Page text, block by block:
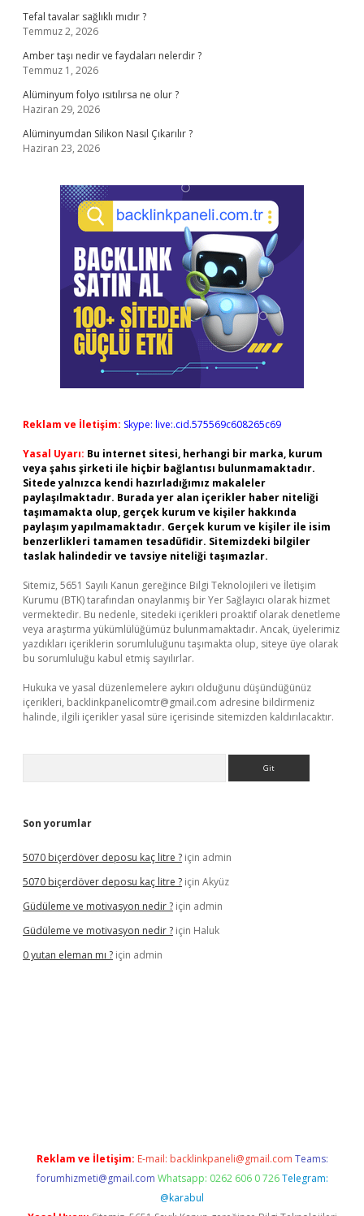
Tefal tavalar sağlıklı mıdır ?
Temmuz 2, 2026
Amber taşı nedir ve faydaları nelerdir ?
Temmuz 1, 2026
Alüminyum folyo ısıtılırsa ne olur ?
Haziran 29, 2026
Alüminyumdan Silikon Nasıl Çıkarılır ?
Haziran 23, 2026
Reklam ve İletişim: Skype: live:.cid.575569c608265c69
Yasal Uyarı: Bu internet sitesi, herhangi bir marka, kurum
veya şahıs şirketi ile hiçbir bağlantısı bulunmamaktadır.
Sitede yalnızca kendi hazırladığımız makaleler
paylaşılmaktadır. Burada yer alan içerikler haber niteliği
taşımamakta olup, gerçek kurum ve kişiler hakkında
paylaşım yapılmamaktadır. Gerçek kurum ve kişiler ile isim
benzerlikleri tamamen tesadüfidir. Sitemizdeki bilgiler
taslak halindedir ve tavsiye niteliği taşımazlar.
Sitemiz, 5651 Sayılı Kanun gereğince Bilgi Teknolojileri ve İletişim
Kurumu (BTK) tarafından onaylanmış bir Yer Sağlayıcı olarak hizmet
vermektedir. Bu nedenle, sitedeki içerikleri proaktif olarak denetleme
veya araştırma yükümlülüğümüz bulunmamaktadır. Ancak, üyelerimiz
yazdıkları içeriklerin sorumluluğunu taşımakta olup, siteye üye olarak
bu sorumluluğu kabul etmiş sayılırlar.
Hukuka ve yasal düzenlemelere aykırı olduğunu düşündüğünüz
içerikleri, backlinkpanelicomtr@gmail.com adresine bildirmeniz
halinde, ilgili içerikler yasal süre içerisinde sitemizden kaldırılacaktır.
Son yorumlar
5070 biçerdöver deposu kaç litre ? için admin
5070 biçerdöver deposu kaç litre ? için Akyüz
Güdüleme ve motivasyon nedir ? için admin
Güdüleme ve motivasyon nedir ? için Haluk
0 yutan eleman mı ? için admin
Reklam ve İletişim: E-mail: backlinkpaneli@gmail.com Teams:
forumhizmeti@gmail.com Whatsapp: 0262 606 0 726 Telegram:
@karabul